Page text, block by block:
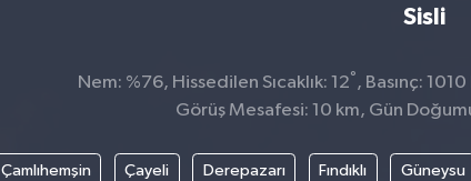
Sisli
Nem: %76, Hissedilen Sıcaklık: 12°, Basınç:
Görüş Mesafesi: 10 km, Gün
Çamlıhemşin Çayeli Derepazarı Fındıklı Güneysu